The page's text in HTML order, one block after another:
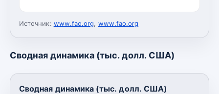
Источник: www.fao.org, www.fao.org
Сводная динамика (тыс. долл. США)
Сводная динамика (тыс. долл. США)